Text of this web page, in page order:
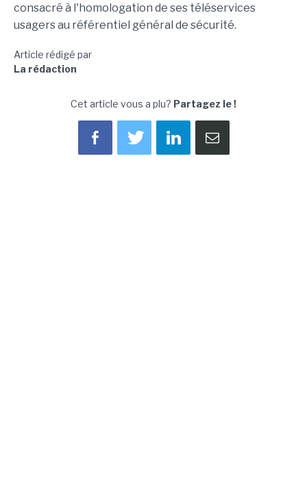
consacré à l'homologation de ses téléservices
usagers au référentiel général de sécurité.
Article rédigé par
La rédaction
Cet article vous a plu? Partagez le !